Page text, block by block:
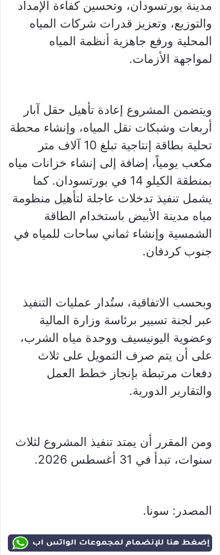
مدينة بورتسودان، وتحسين كفاءة الإمداد
والتوزيع، وتعزيز قدرات شركات المياه
المحلية ورفع جاهزية أنظمة المياه
لمواجهة الأزمات.
ويتضمن المشروع إعادة تأهيل حقل آبار
أربعات وشبكات نقل المياه، وإنشاء محطة
تحلية بطاقة إنتاجية تبلغ 10 آلاف متر
مكعب يومياً، إضافة إلى إنشاء خزانات مياه
بمنطقة الكيلو 14 في بورتسودان. كما
يشمل تنفيذ تدخلات عاجلة لتأهيل منظومة
مياه مدينة الأبيض باستخدام الطاقة
الشمسية وإنشاء ثماني ساحات للمياه في
جنوب كردفان.
وبحسب الاتفاقية، ستُدار عمليات التنفيذ
عبر لجنة تسيير برئاسة وزارة المالية
وعضوية اليونيسيف ووحدة مياه الشرب،
على أن يتم صرف التمويل على ثلاث
دفعات مرتبطة بإنجاز خطط العمل
والتقارير الدورية.
ومن المقرر أن يمتد تنفيذ المشروع لثلاث
سنوات، تبدأ في 31 أغسطس 2026.
المصدر: سونا.